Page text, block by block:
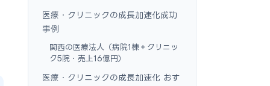
医療・クリニックの成長加速化成功
事例
関西の医療法人（病院1棟＋クリニッ
ク5院・売上16億円）
医療・クリニックの成長加速化 おす